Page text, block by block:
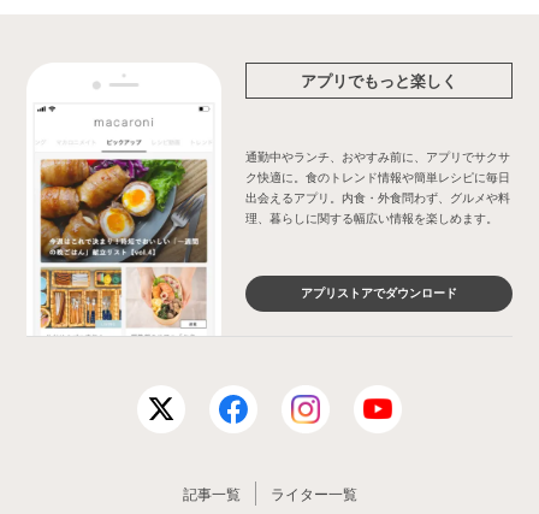
アプリでもっと楽しく
通勤中やランチ、おやすみ前に、アプリでサクサ
ク快適に。食のトレンド情報や簡単レシピに毎日
出会えるアプリ。内食・外食問わず、グルメや料
理、暮らしに関する幅広い情報を楽しめます。
アプリストアでダウンロード
記事一覧 ライター一覧